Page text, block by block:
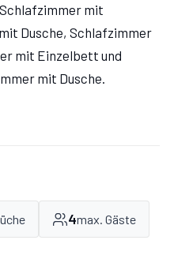
mit
Dusche, Schlafzimmer
mit Einzelbett und
mit Dusche.
4max. Gäste